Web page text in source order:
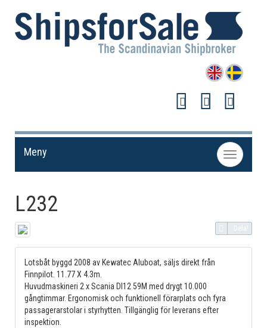
Toggle
navigation
Meny
L232
Dela!
Lotsbåt byggd 2008 av Kewatec Aluboat, säljs direkt från
Finnpilot. 11.77 X 4.3m.
Huvudmaskineri 2 x Scania DI12 59M med drygt 10.000
gångtimmar. Ergonomisk och funktionell förarplats och fyra
passagerarstolar i styrhytten. Tillgänglig för leverans efter
inspektion.